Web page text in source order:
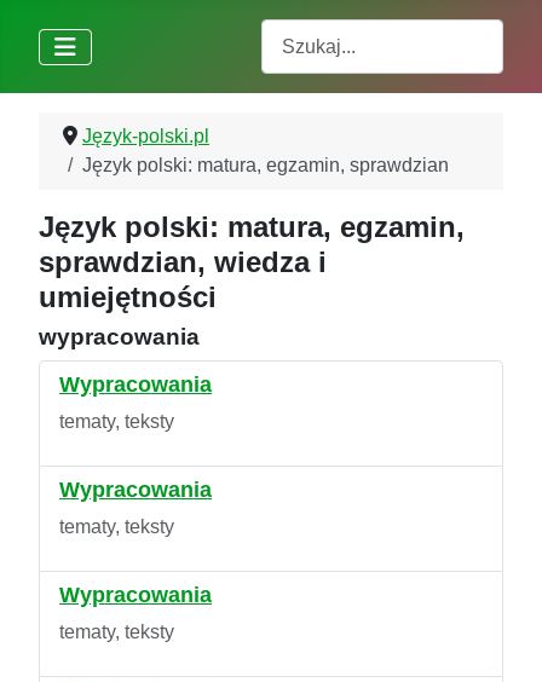
Język-polski.pl
Język polski: matura, egzamin, sprawdzian
Język polski: matura, egzamin,
sprawdzian, wiedza i
umiejętności
wypracowania
Wypracowania
tematy, teksty
Wypracowania
tematy, teksty
Wypracowania
tematy, teksty